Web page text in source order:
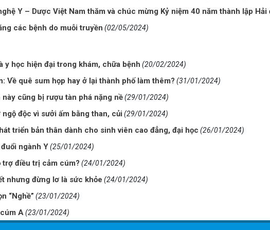
Y – Dược Việt Nam thăm và chúc mừng Kỷ niệm 40 năm thành lập
các bệnh do muỗi truyền (02/05/2024)
y học hiện đại trong khám, chữa bệnh (20/02/2024)
Về quê sum họp hay ở lại thành phố làm thêm? (31/01/2024)
cũng bị rượu tàn phá nặng nề(29/01/2024)
độc vì sưởi ấm bằng than, củi (29/01/2024)
triển bản thân dành cho sinh viên cao đẳng, đại học (26/01/2024)
ngành Y(25/01/2024)
trợ điều trị cảm cúm? (24/01/2024)
nhưng đừng lơ là sức khỏe (24/01/2024)
“Nghề” (23/01/2024)
A(23/01/2024)